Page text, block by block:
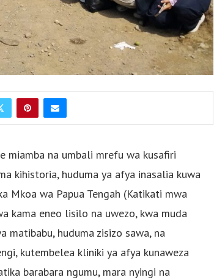
miamba na umbali mrefu wa kusafiri
kihistoria, huduma ya afya inasalia kuwa
Mkoa wa Papua Tengah (Katikati mwa
kama eneo lisilo na uwezo, kwa muda
matibabu, huduma zisizo sawa, na
kutembelea kliniki ya afya kunaweza
barabara ngumu, mara nyingi na